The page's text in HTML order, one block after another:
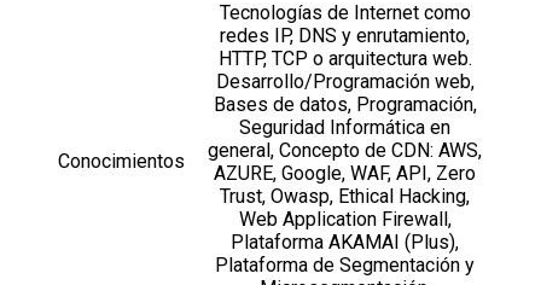
Conocimientos
Tecnologías de Internet como
redes IP, DNS y enrutamiento,
HTTP, TCP o arquitectura web.
Desarrollo/Programación web,
Bases de datos, Programación,
Seguridad Informática en
general, Concepto de CDN: AWS,
AZURE, Google, WAF, API, Zero
Trust, Owasp, Ethical Hacking,
Web Application Firewall,
Plataforma AKAMAI (Plus),
Plataforma de Segmentación y